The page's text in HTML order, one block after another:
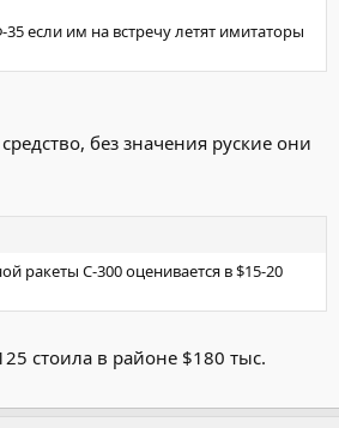
35 если им на встречу летят имитаторы
без значения руские они
ракеты С-300 оценивается в $15-20
стоила в районе $180 тыс.